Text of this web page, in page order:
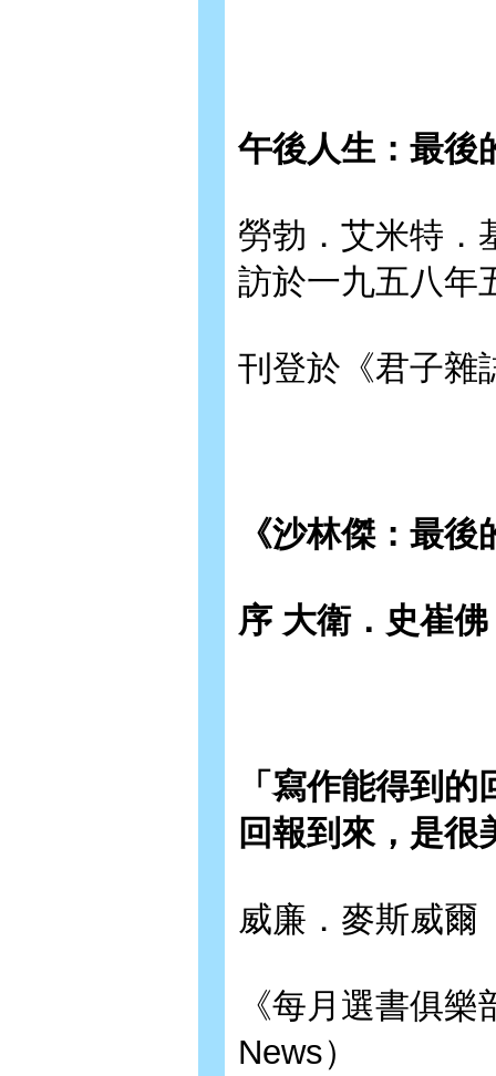
午後人生：最後
勞勃．艾米特．
訪於一九五八年
刊登於《君子雜
《沙林傑：最後
序 大衛．史崔
「寫作能得到
回報到來，是很
威廉．麥斯威爾
《每月選書俱
News）